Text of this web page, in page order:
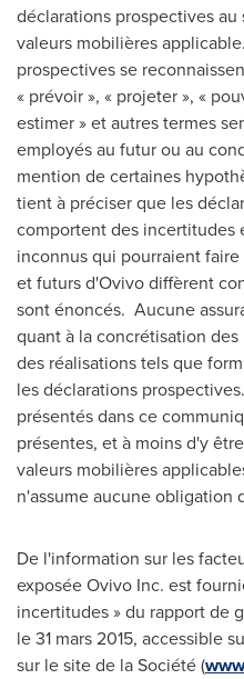
déclarations prospectives
valeurs mobilières
prospectives se
« prévoir », « projeter », «
estimer » et autres termes
employés au futur ou au
mention de certaines
tient à préciser que les
comportent des incertitudes
inconnus qui pourraient
et futurs d'Ovivo diffèrent
sont énoncés. Aucune
quant à la concrétisation
des réalisations tels que
les déclarations
présentés dans ce
présentes, et à moins d'y
valeurs mobilières
n'assume aucune obligation
De l'information sur les
exposée Ovivo Inc. est
incertitudes » du rapport de
le 31 mars 2015, accessible
sur le site de la Société (